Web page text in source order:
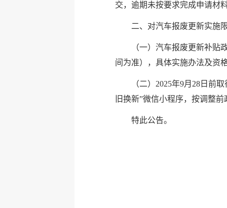
交，逾期未按要求完成申请材
二、对汽车报废更新实施
（一）汽车报废更新补贴
间为准），具体实施办法及资
（二）2025年9月28日前
旧换新”微信小程序，按调整
特此公告。